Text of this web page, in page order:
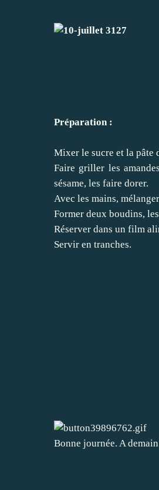
Préparation :
Mixer le sucre et la pâte
Faire griller les
sésame, les faire dorer.
Avec les mains,
Former deux boudins,
Réserver dans un film
Servir en tranches.
Bonne journée. A